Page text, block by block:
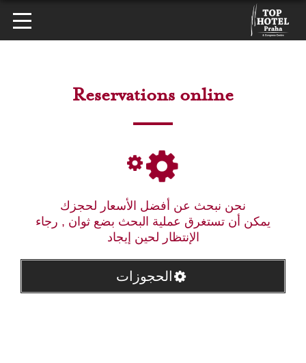
Reservations online
نحن نبحث عن أفضل الأسعار لحجزك
يمكن أن تستغرق عملية البحث بضع ثوان , رجاء
الإنتظار لحين إيجاد
الحجوزات